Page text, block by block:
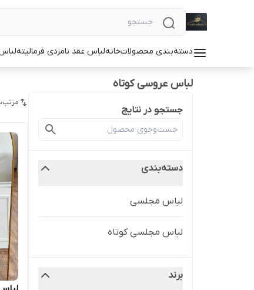
دسته‌بندی محصولاتخانهلباس عقد نامزدی فرمالیته
لباس عروسی کوتاه
جستجو در نتایج
دسته‌بندی
لباس مجلسی
لباس مجلسی کوتاه
برند